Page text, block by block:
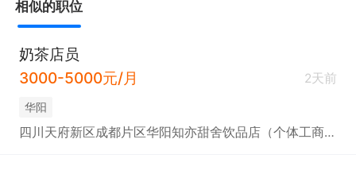
相似的职位
奶茶店员
3000-5000元/月
2天前
华阳
四川天府新区成都片区华阳知亦甜舍饮品店（个体工商户）